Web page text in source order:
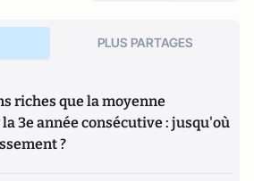
PLUS PARTAGES
riches que la moyenne
3e année consécutive : jusqu'où
?